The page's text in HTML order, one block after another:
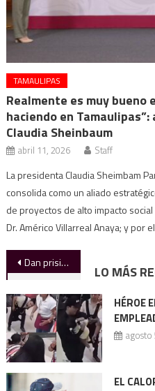
TAMAULIPAS
Realmente es muy
haciendo en
Claudia Sheinbaum
abril 11, 2026 Staff
La presidenta Claudia Sheimbam
consolida como un aliado
de proyectos de alto impacto
Dr. Américo Villarreal Anaya; y por
Navegación
de
entradas
Dan prisión preventiva a YAC, pero amparo la protege
LO MÁS
HÉROE
agosto
EL